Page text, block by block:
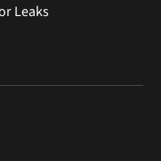
Leaks